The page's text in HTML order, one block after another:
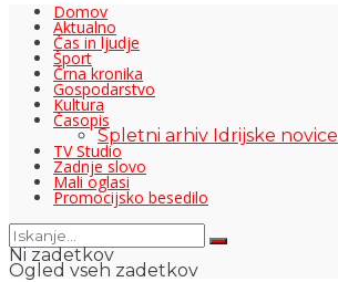
Domov
Aktualno
Čas in ljudje
Šport
Črna kronika
Gospodarstvo
Kultura
Časopis
Spletni arhiv Idrijske novice
TV Studio
Zadnje slovo
Mali oglasi
Promocijsko besedilo
Ni zadetkov
Ogled vseh zadetkov